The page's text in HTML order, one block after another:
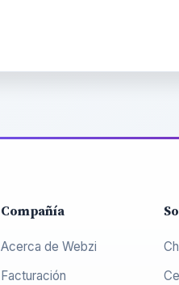
Compañía
Acerca de Webzi
Facturación